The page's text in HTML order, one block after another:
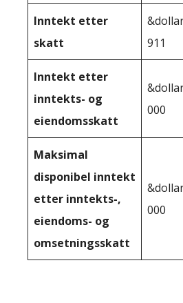
Inntekt etter
skatt
911
Inntekt etter
inntekts- og
eiendomsskatt
000
Maksimal
disponibel inntekt
etter inntekts-,
eiendoms- og
omsetningsskatt
000